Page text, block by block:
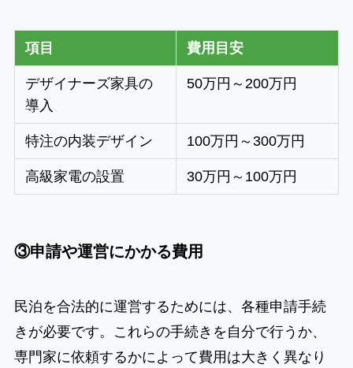
項目 費用目安
デザイナーズ家具の
導入
50万円～200万円
特注の内装デザイン 100万円～300万円
高級家電の設置 30万円～100万円
③申請や運営にかかる費用
民泊を合法的に運営するためには、各種申請手続
きが必要です。これらの手続きを自分で行うか、
専門家に依頼するかによって費用は大きく異なり